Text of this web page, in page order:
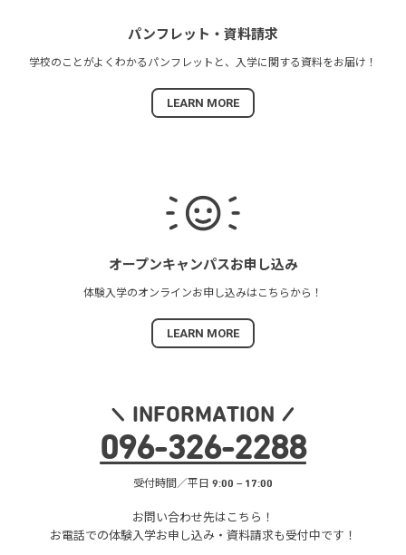
パンフレット・ 資料請求
学校のことがよくわかる パンフレットと、 入学に関する資料をお届け！
LEARN MORE
オープンキャンパスお申し込み
体験入学のオンラインお申し込みは こちらから！
LEARN MORE
INFORMATION
096-326-2288
受付時間／平日 9:00 – 17:00
お問い合わせ先はこちら！
お電話での体験入学お申し込み・ 資料請求も受付中です！